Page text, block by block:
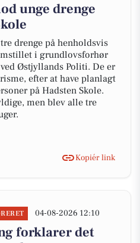
unge drenge
drenge på henholdsvis
i grundlovsforhør
Østjyllands Politi. De er
efter at have planlagt
på Hadsten Skole.
men blev alle tre
Kopiér link
04-08-2026 12:10
forklarer det